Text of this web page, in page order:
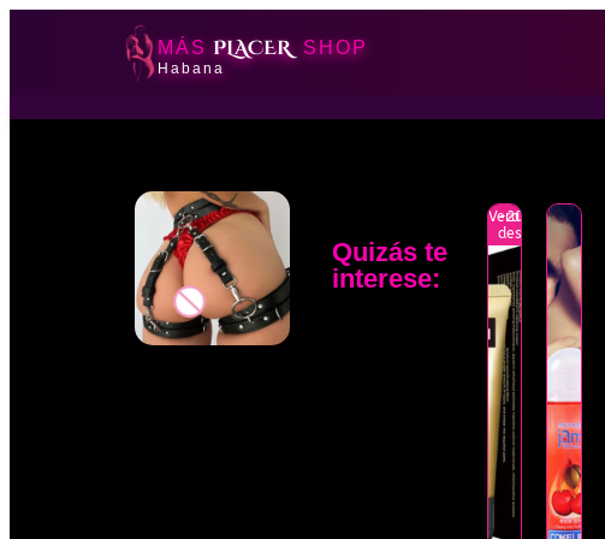
MÁS PLACER SHOP
Habana
Quizás te
interese:
Verano
-20%
descuento